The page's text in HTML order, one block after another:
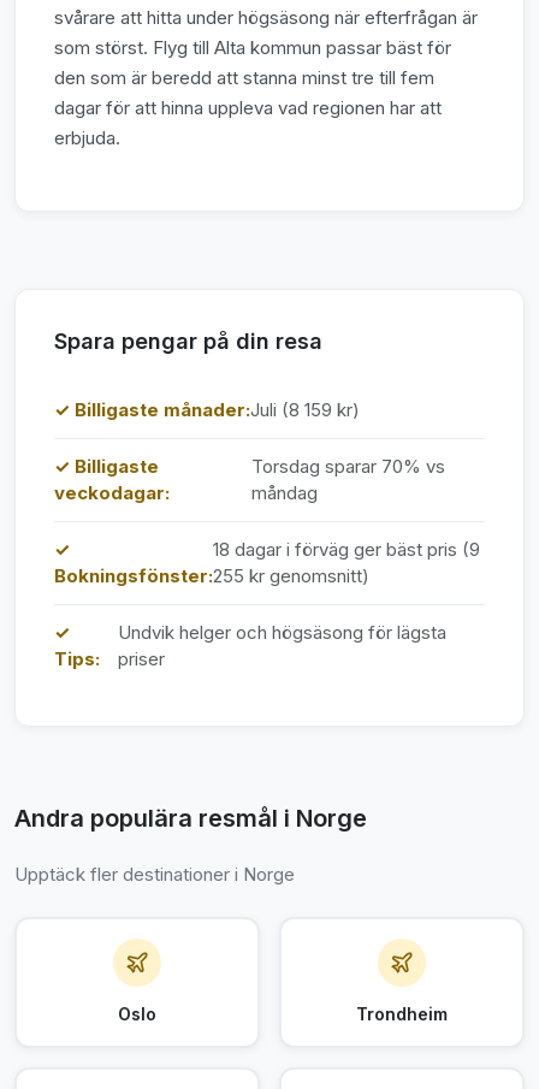
svårare att hitta under högsäsong när efterfrågan är
som störst. Flyg till Alta kommun passar bäst för
den som är beredd att stanna minst tre till fem
dagar för att hinna uppleva vad regionen har att
erbjuda.
Spara pengar på din resa
✓ Billigaste månader:Juli (8 159 kr)
✓ Billigaste
veckodagar:
Torsdag sparar 70% vs
måndag
✓
Bokningsfönster:
18 dagar i förväg ger bäst pris (9
255 kr genomsnitt)
✓
Tips:
Undvik helger och högsäsong för lägsta
priser
Andra populära resmål i Norge
Upptäck fler destinationer i Norge
Oslo Trondheim